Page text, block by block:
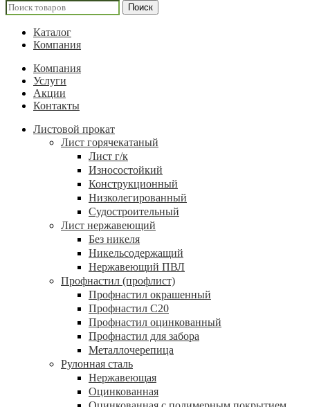
Поиск
Каталог
Компания
Компания
Услуги
Акции
Контакты
Листовой прокат
Лист горячекатаный
Лист г/к
Износостойкий
Конструкционный
Низколегированный
Судостроительный
Лист нержавеющий
Без никеля
Никельсодержащий
Нержавеющий ПВЛ
Профнастил (профлист)
Профнастил окрашенный
Профнастил С20
Профнастил оцинкованный
Профнастил для забора
Металлочерепица
Рулонная сталь
Нержавеющая
Оцинкованная